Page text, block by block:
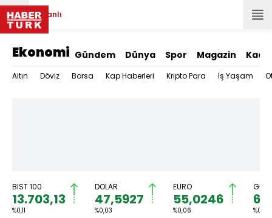
Canlı
Ekonomi Gündem Dünya Spor Magazin
Altın Döviz Borsa Kap Haberleri Kripto Para İş Yaşam
BIST 100
13.703,13
%0,11
DOLAR
47,5927
%0,03
EURO
55,0246
%0,06 %0,37